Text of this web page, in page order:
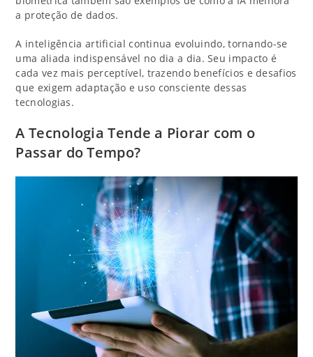
a proteção de dados.
A inteligência artificial continua evoluindo, tornando-se
uma aliada indispensável no dia a dia. Seu impacto é
cada vez mais perceptível, trazendo benefícios e desafios
que exigem adaptação e uso consciente dessas
tecnologias.
A Tecnologia Tende a Piorar com o
Passar do Tempo?